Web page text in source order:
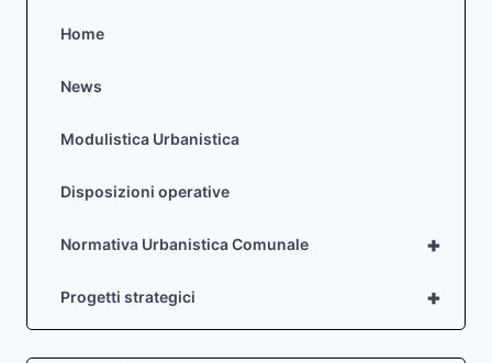
Home
News
Modulistica Urbanistica
Disposizioni operative
+
Normativa Urbanistica Comunale
+
Progetti strategici